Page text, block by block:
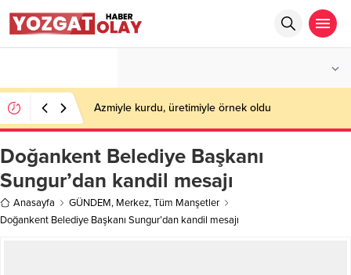
Azmiyle kurdu, üretimiyle örnek oldu
Doğankent Belediye Başkanı
Sungur’dan kandil mesajı
Anasayfa GÜNDEM, Merkez,Tüm Manşetler
Doğankent Belediye Başkanı Sungur’dan kandil mesajı